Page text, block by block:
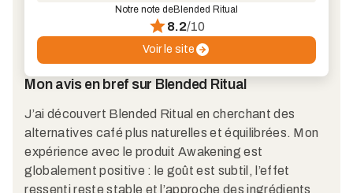
Mon avis en bref sur Blended Ritual
J’ai découvert Blended Ritual en cherchant des
alternatives café plus naturelles et équilibrées. Mon
expérience avec le produit Awakening est
globalement positive : le goût est subtil, l’effet
ressenti reste stable et l’approche des ingrédients
Notre note deBlended Ritual
8.2/10
Voir le site